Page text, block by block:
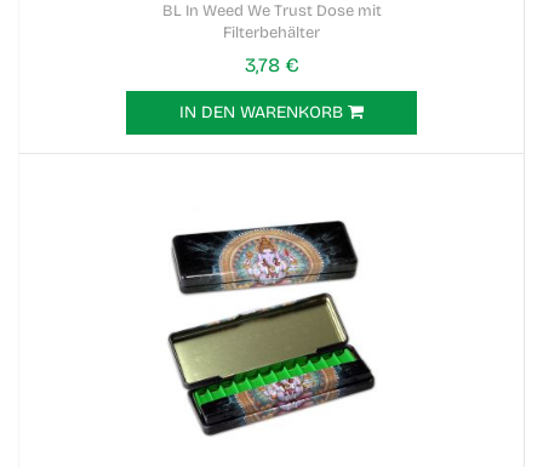
BL In Weed We Trust Dose mit
Filterbehälter
3,78 €
IN DEN WARENKORB